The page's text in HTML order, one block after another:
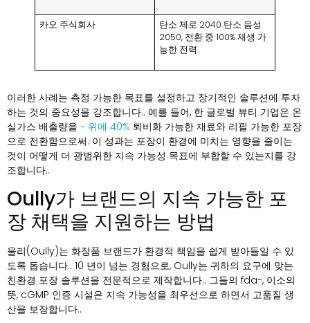
카오 주식회사
탄소 제로 2040 탄소 음성
2050, 전환 중 100% 재생 가
능한 전력.
이러한 사례는 측정 가능한 목표를 설정하고 장기적인 솔루션에 투자
하는 것의 중요성을 강조합니다.. 예를 들어, 한 글로벌 뷰티 기업은 온
실가스 배출량을 ~ 위에 40% 퇴비화 가능한 재료와 리필 가능한 포장
으로 전환함으로써. 이 성과는 포장이 환경에 미치는 영향을 줄이는
것이 어떻게 더 광범위한 지속 가능성 목표에 부합할 수 있는지를 강
조합니다..
Oully가 브랜드의 지속 가능한 포
장 채택을 지원하는 방법
울리(Oully)는 화장품 브랜드가 환경적 책임을 쉽게 받아들일 수 있
도록 돕습니다.. 10 년이 넘는 경험으로, Oully는 귀하의 요구에 맞는
친환경 포장 솔루션을 전문적으로 제작합니다.. 그들의 fda-, 이소의
뜻, cGMP 인증 시설은 지속 가능성을 최우선으로 하면서 고품질 생
산을 보장합니다..